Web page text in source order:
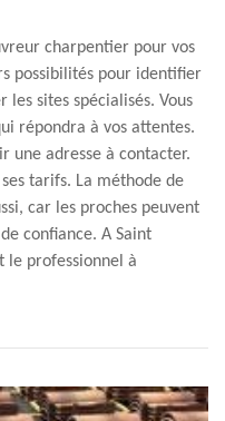
charpentier pour vos
possibilités pour identifier
sites spécialisés. Vous
répondra à vos attentes.
une adresse à contacter.
tarifs. La méthode de
car les proches peuvent
confiance. A Saint
le professionnel à